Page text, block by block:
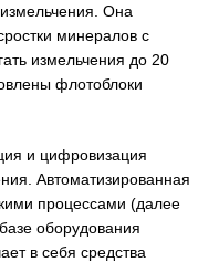
Она
минералов с
измельчения до 20
флотоблоки
и цифровизация
Автоматизированная
процессами (далее
оборудования
в себя средства